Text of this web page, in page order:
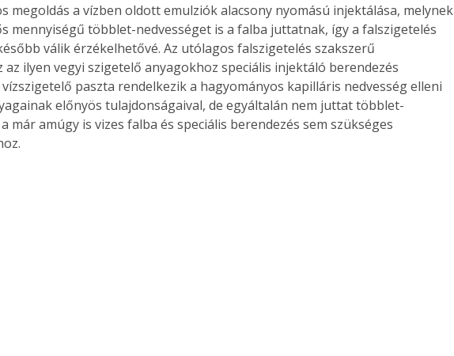
megoldás a vízben oldott emulziók alacsony nyomású injektálása, melynek
mennyiségű többlet-nedvességet is a falba juttatnak, így a falszigetelés
válik érzékelhetővé. Az utólagos falszigetelés szakszerű
az ilyen vegyi szigetelő anyagokhoz speciális injektáló berendezés
vízszigetelő paszta rendelkezik a hagyományos kapilláris nedvesség elleni
előnyös tulajdonságaival, de egyáltalán nem juttat többlet-
már amúgy is vizes falba és speciális berendezés sem szükséges